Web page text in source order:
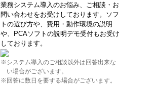
業務システム導入のお悩み、ご相談・お
問い合わせをお受けしております。ソフ
トの選び方や、費用・動作環境の説明
や、PCAソフトの説明デモ受付もお受け
しております。
※システム導入のご相談以外は回答出来な
い場合がございます。
※回答に数日を要する場合がございます。